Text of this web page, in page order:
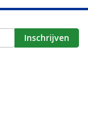
Inschrijven